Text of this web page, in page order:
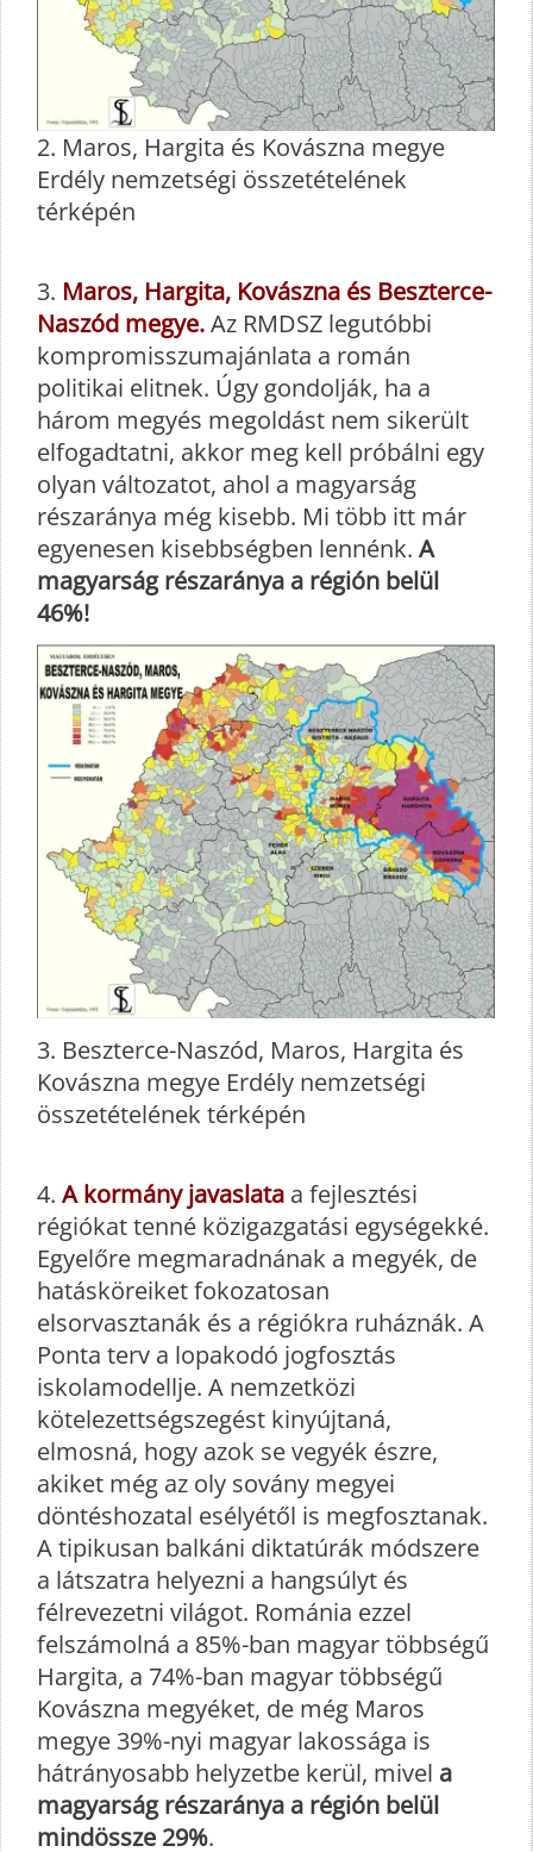
2. Maros, Hargita és Kovászna megye
Erdély nemzetségi összetételének
térképén
3. Maros, Hargita, Kovászna és Beszterce-
Naszód megye.Az RMDSZ legutóbbi
kompromisszumajánlata a román
politikai elitnek. Úgy gondolják, ha a
három megyés megoldást nem sikerült
elfogadtatni, akkor meg kell próbálni egy
olyan változatot, ahol a magyarság
részaránya még kisebb. Mi több itt már
egyenesen kisebbségben lennénk. A
magyarság részaránya a régión belül
46%!
3. Beszterce-Naszód, Maros, Hargita és
Kovászna megye Erdély nemzetségi
összetételének térképén
4. A kormány javaslata a fejlesztési
régiókat tenné közigazgatási egységekké.
Egyelőre megmaradnának a megyék, de
hatásköreiket fokozatosan
elsorvasztanák és a régiókra ruháznák. A
Ponta terv a lopakodó jogfosztás
iskolamodellje. A nemzetközi
kötelezettségszegést kinyújtaná,
elmosná, hogy azok se vegyék észre,
akiket még az oly sovány megyei
döntéshozatal esélyétől is megfosztanak.
A tipikusan balkáni diktatúrák módszere
a látszatra helyezni a hangsúlyt és
félrevezetni világot. Románia ezzel
felszámolná a 85%-ban magyar többségű
Hargita, a 74%-ban magyar többségű
Kovászna megyéket, de még Maros
megye 39%-nyi magyar lakossága is
hátrányosabb helyzetbe kerül, mivel a
magyarság részaránya a régión belül
mindössze 29%.